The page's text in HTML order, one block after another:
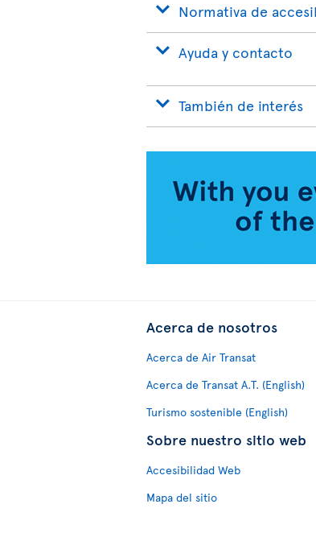
Normativa de
Ayuda y contacto
También de interés
Acerca de nosotros
Acerca de Air Transat
Acerca de Transat A.T. (English)
Turismo sostenible (English)
Sobre nuestro sitio web
Accesibilidad Web
Mapa del sitio